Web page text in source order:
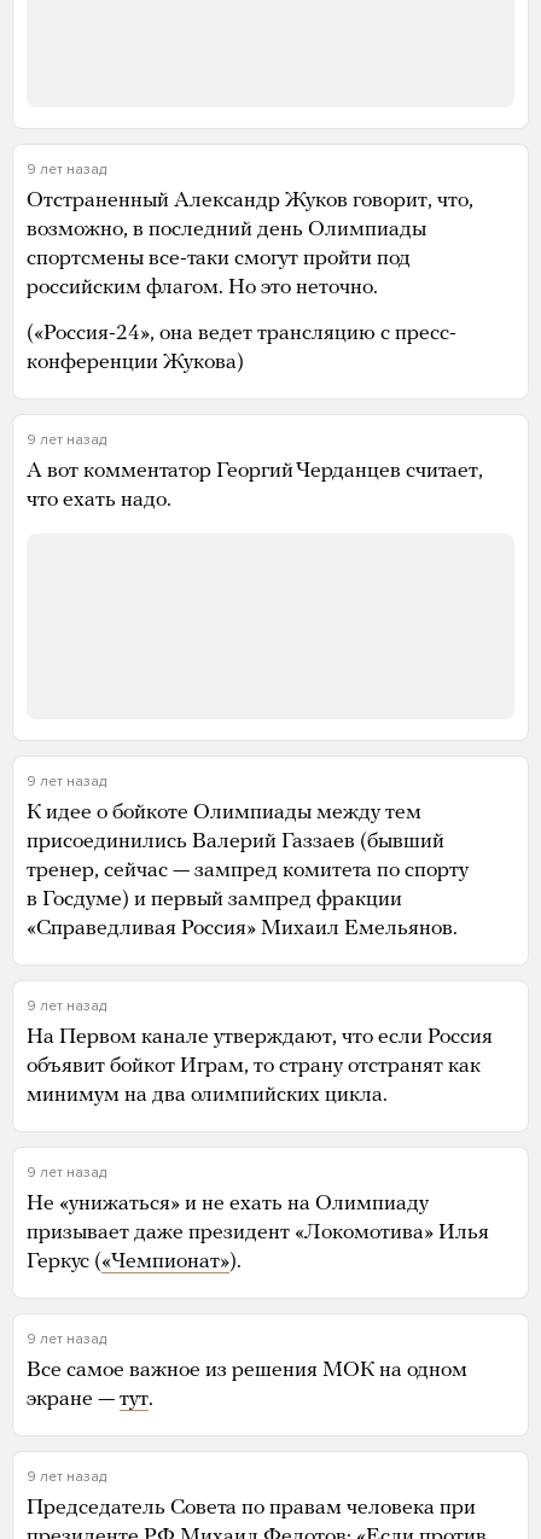
9 лет назад
Отстраненный Александр Жуков говорит, что,
возможно, в последний день Олимпиады
спортсмены все-таки смогут пройти под
российским флагом. Но это неточно.
(«Россия-24», она ведет трансляцию с пресс-
конференции Жукова)
9 лет назад
А вот комментатор Георгий Черданцев считает,
что ехать надо.
9 лет назад
К идее о бойкоте Олимпиады между тем
присоединились Валерий Газзаев (бывший
тренер, сейчас — зампред комитета по спорту
в Госдуме) и первый зампред фракции
«Справедливая Россия» Михаил Емельянов.
9 лет назад
На Первом канале утверждают, что если Россия
объявит бойкот Играм, то страну отстранят как
минимум на два олимпийских цикла.
9 лет назад
Не «унижаться» и не ехать на Олимпиаду
призывает даже президент «Локомотива» Илья
Геркус («Чемпионат»).
9 лет назад
Все самое важное из решения МОК на одном
экране — тут.
9 лет назад
Председатель Совета по правам человека при